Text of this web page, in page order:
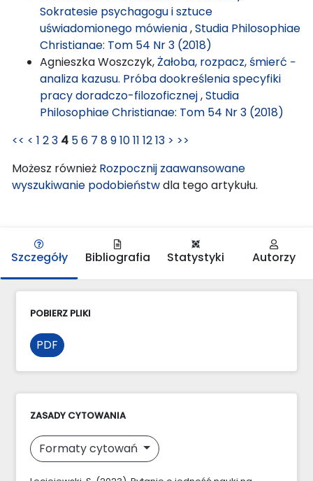
Sokratesie psychagogu i sztuce
uświadomionego mówienia,Studia Philosophiae
Christianae: Tom 54 Nr 3 (2018)
Agnieszka Woszczyk,Żałoba, rozpacz, śmierć −
analiza kazusu. Próba dookreślenia specyfiki
pracy doradczo-filozoficznej,Studia
Philosophiae Christianae: Tom 54 Nr 3 (2018)
<< < 1 23 4 56 7 891011 1213 > >>
Możesz również Rozpocznij zaawansowane
wyszukiwanie podobieństwdla tego artykułu.
Szczegóły Bibliografia Statystyki Autorzy
POBIERZ PLIKI
PDF
ZASADY CYTOWANIA
Formaty cytowań